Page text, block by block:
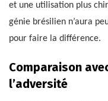
et une utilisation plus
génie brésilien n’aura
pour faire la différence.
Comparaison
l’adversité